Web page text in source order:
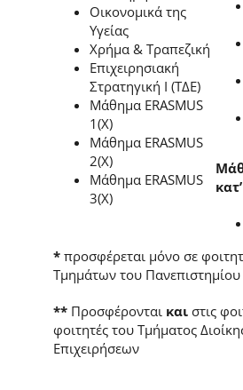
Οικονομικά της
Υγείας
Χρήμα & Τραπεζική
Επιχειρησιακή
Στρατηγική Ι (ΤΔΕ)
Μάθημα ERASMUS
1(X)
Μάθημα ERASMUS
2(X)
Μάθημα ERASMUS
3(X)
*προσφέρεται μόνο σε
Τμημάτων του
**Προσφέρονται καιστις
φοιτητές του Τμήματος
Επιχειρήσεων